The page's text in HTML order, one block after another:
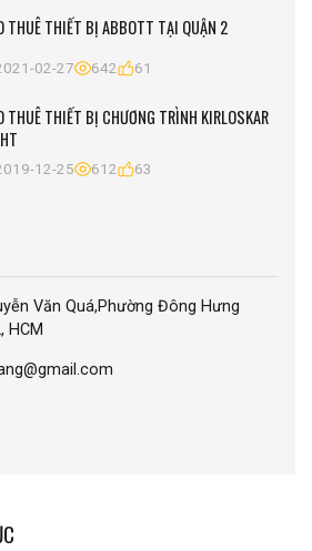
THUÊ THIẾT BỊ ABBOTT TẠI QUẬN 2
02-27 642 61
THUÊ THIẾT BỊ CHƯƠNG TRÌNH KIRLOSKAR
12-25 612 63
Văn Quá,Phường Đông Hưng
HCM